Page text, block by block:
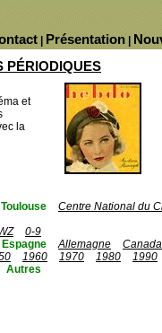
Présentation
PÉRIODIQUES
et
la
Centre National du
0-9
Espagne Allemagne Canada
1960 1970 1980 1990
Autres